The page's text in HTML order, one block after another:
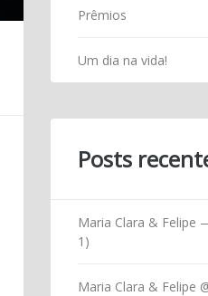
Prêmios
Um dia na vida!
Posts
Maria Clara & Felipe
1)
Maria Clara & Felipe